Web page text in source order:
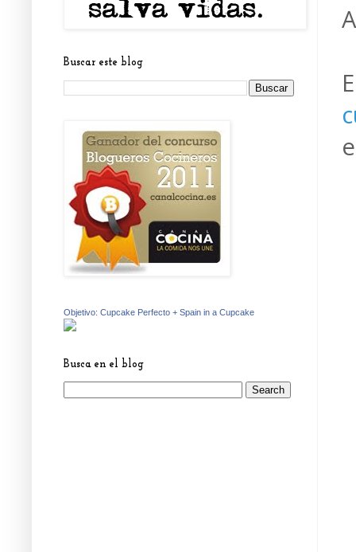
Buscar este blog
Objetivo: Cupcake Perfecto + Spain in a Cupcake
Busca en el blog